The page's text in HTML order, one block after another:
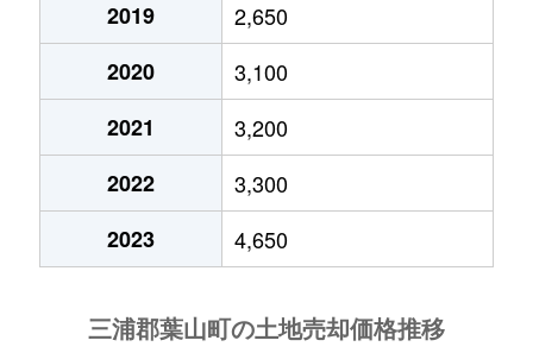
2019
2,650
2020
3,100
2021
3,200
2022
3,300
2023
4,650